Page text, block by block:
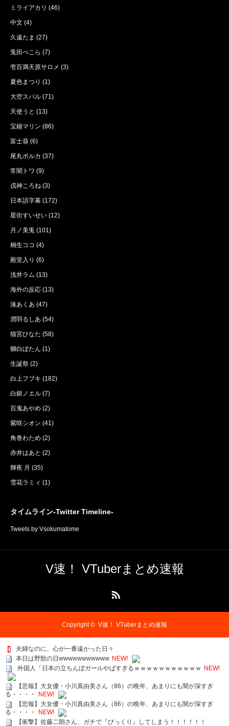
ミライアカリ (46)
中文 (4)
久遠たま (27)
兎田ぺこら (7)
壱百満天原サロメ (3)
夏色まつり (1)
大空スバル (71)
天使うと (13)
宝鐘マリン (86)
富士葵 (6)
尾丸ポルカ (37)
常闇トワ (9)
戌神ころね (3)
日本語字幕 (172)
星街すいせい (12)
月ノ美兎 (101)
桐生ココ (4)
殿堂入り (6)
浅井ラム (13)
海外の反応 (13)
湊あくあ (47)
潤羽るしあ (54)
猫宮ひなた (58)
獅白ぼたん (1)
生誕祭 (2)
白上フブキ (182)
白銀ノエル (7)
百鬼あやめ (2)
紫咲シオン (41)
角巻わため (2)
赤井はあと (2)
輝夜 月 (35)
雪花ラミィ (1)
タイムライン-Twitter Timeline-
Tweets by Vsokumatome
V速！ VTuberまとめ速報
Copyright © V速！ VTuberまとめ速報
夫婦なのに、心が一番遠かった日々
本日は野獣の日wwwwwwwwwww NEW!
外国人「日本の立ちんぼガールやばすぎるｗｗｗｗｗｗｗｗｗｗｗ
NEW!
【悲報】大女優・小川真由美さん（86）の晩年、あまりにも闇が深すぎ
る・・・・
NEW!
【悲報】大女優・小川真由美さん（86）の晩年、あまりにも闇が深すぎ
る・・・・
NEW!
【衝撃】佐藤二朗さん、ガチで『びっくり』してしまう！！！！！！